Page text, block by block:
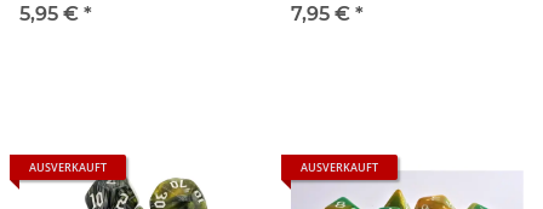
5,95 € *
7,95 € *
AUSVERKAUFT AUSVERKAUFT